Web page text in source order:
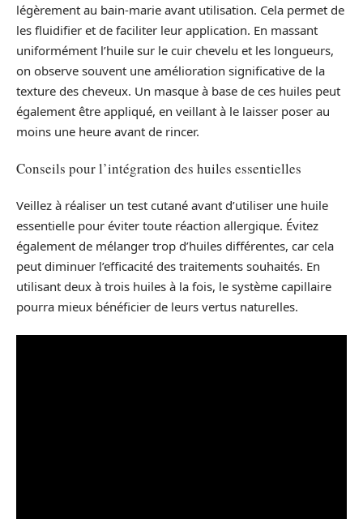
légèrement au bain-marie avant utilisation. Cela permet de
les fluidifier et de faciliter leur application. En massant
uniformément l’huile sur le cuir chevelu et les longueurs,
on observe souvent une amélioration significative de la
texture des cheveux. Un masque à base de ces huiles peut
également être appliqué, en veillant à le laisser poser au
moins une heure avant de rincer.
Conseils pour l’intégration des huiles essentielles
Veillez à réaliser un test cutané avant d’utiliser une huile
essentielle pour éviter toute réaction allergique. Évitez
également de mélanger trop d’huiles différentes, car cela
peut diminuer l’efficacité des traitements souhaités. En
utilisant deux à trois huiles à la fois, le système capillaire
pourra mieux bénéficier de leurs vertus naturelles.